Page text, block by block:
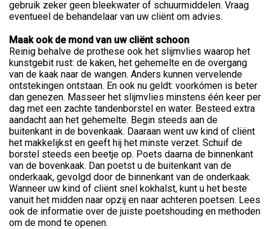
gebruik zeker geen bleekwater of schuurmiddelen. Vraag
eventueel de behandelaar van uw cliënt om advies.
Maak ook de mond van uw cliënt schoon
Reinig behalve de prothese ook het slijmvlies waarop het
kunstgebit rust: de kaken, het gehemelte en de overgang
van de kaak naar de wangen. Anders kunnen vervelende
ontstekingen ontstaan. En ook nu geldt: voorkómen is beter
dan genezen. Masseer het slijmvlies minstens één keer per
dag met een zachte tandenborstel en water. Besteed extra
aandacht aan het gehemelte. Begin steeds aan de
buitenkant in de bovenkaak. Daaraan went uw kind of cliënt
het makkelijkst en geeft hij het minste verzet. Schuif de
borstel steeds een beetje op. Poets daarna de binnenkant
van de bovenkaak. Dan poetst u de buitenkant van de
onderkaak, gevolgd door de binnenkant van de onderkaak.
Wanneer uw kind of cliënt snel kokhalst, kunt u het beste
vanuit het midden naar opzij en naar achteren poetsen. Lees
ook de informatie over de juiste poetshouding en methoden
om de mond te openen.